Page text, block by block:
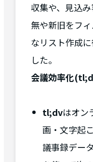
収集や、見込
無や新旧をフ
なリスト作成
した。
会議効率化
tl;dvはオン
画・文字起
議事録デー